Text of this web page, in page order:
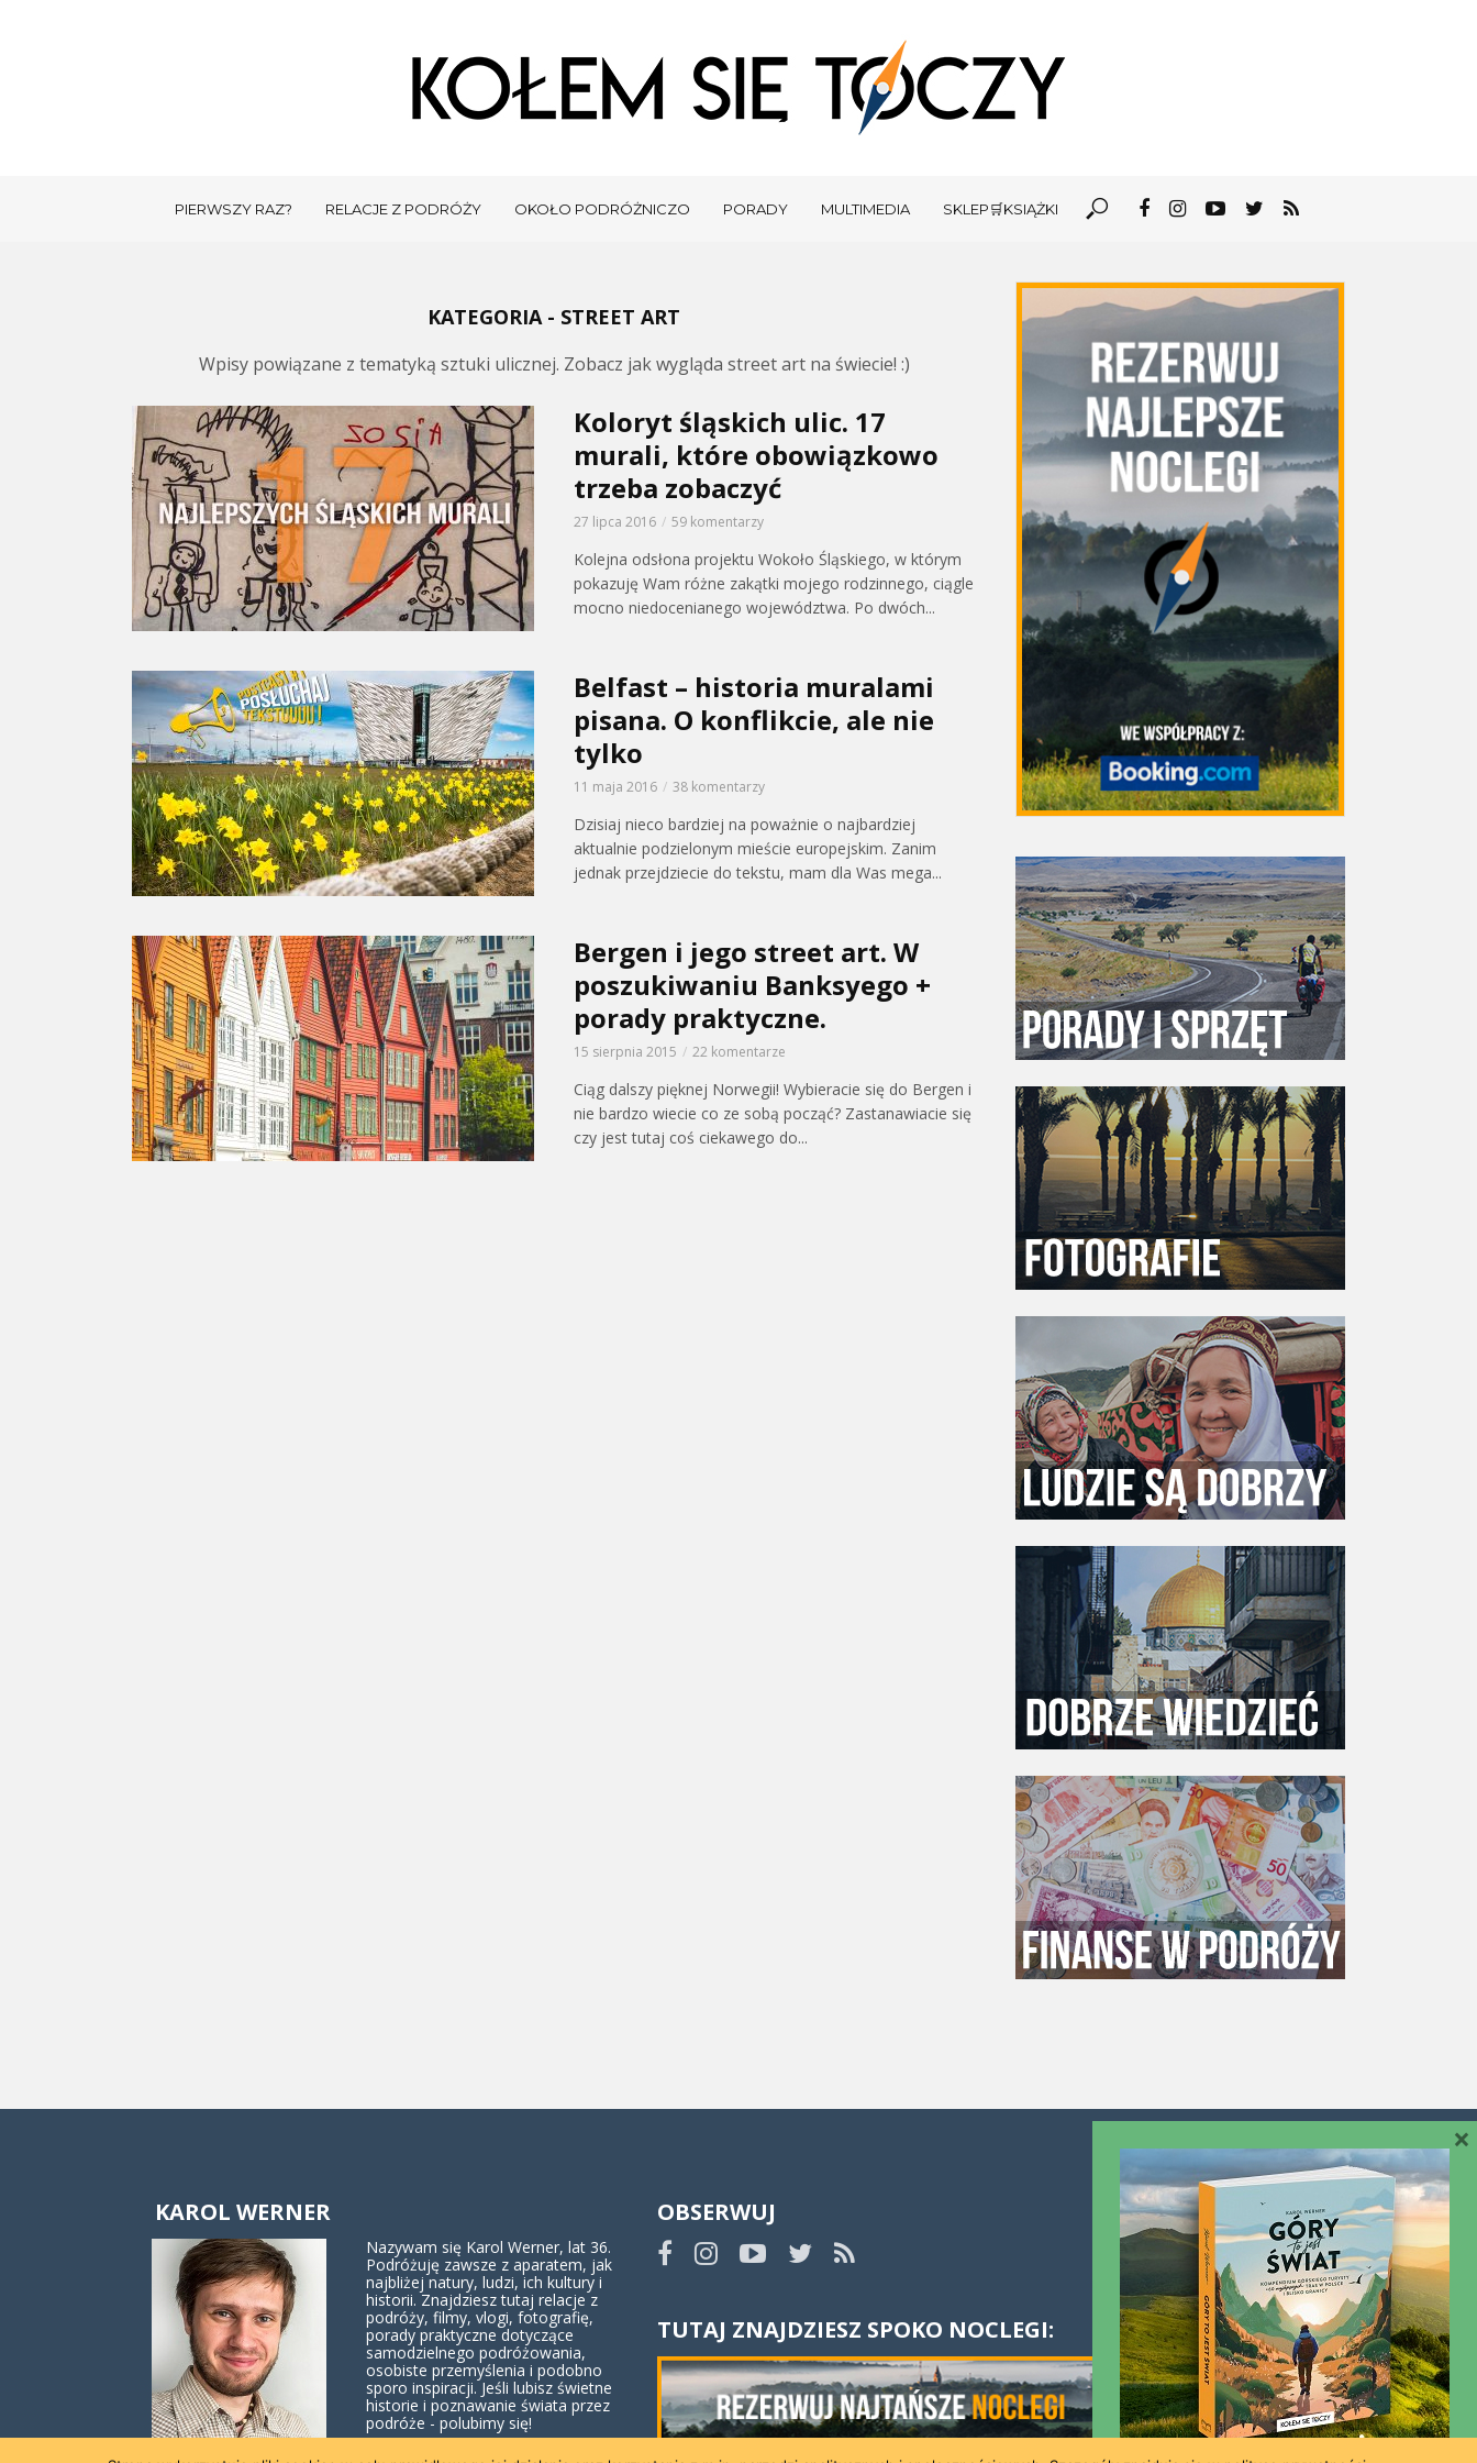
PIERWSZY RAZ? RELACJE Z PODRÓŻY OKOŁO PODRÓŻNICZO PORADY MULTIMEDIA SKLEP🛒KSIĄŻKI
KATEGORIA - STREET ART
Wpisy powiązane z tematyką sztuki ulicznej. Zobacz jak wygląda street art na świecie! :)
Koloryt śląskich ulic. 17
murali, które obowiązkowo
trzeba zobaczyć
27 lipca 2016 59 komentarzy
Kolejna odsłona projektu Wokoło Śląskiego, w którym
pokazuję Wam różne zakątki mojego rodzinnego, ciągle
mocno niedocenianego województwa. Po dwóch...
Belfast – historia muralami
pisana. O konflikcie, ale nie
tylko
11 maja 2016 38 komentarzy
Dzisiaj nieco bardziej na poważnie o najbardziej
aktualnie podzielonym mieście europejskim. Zanim
jednak przejdziecie do tekstu, mam dla Was mega...
Bergen i jego street art. W
poszukiwaniu Banksyego +
porady praktyczne.
15 sierpnia 2015 22 komentarze
Ciąg dalszy pięknej Norwegii! Wybieracie się do Bergen i
nie bardzo wiecie co ze sobą począć? Zastanawiacie się
czy jest tutaj coś ciekawego do...
KAROL WERNER
Nazywam się Karol Werner, lat 36.
Podróżuję zawsze z aparatem, jak
najbliżej natury, ludzi, ich kultury i
historii. Znajdziesz tutaj relacje z
podróży, filmy, vlogi, fotografię,
porady praktyczne dotyczące
samodzielnego podróżowania,
osobiste przemyślenia i podobno
sporo inspiracji. Jeśli lubisz świetne
historie i poznawanie świata przez
podróże - polubimy się!
OBSERWUJ
TUTAJ ZNAJDZIESZ SPOKO NOCLEGI:
Współpraca
Kontakt
×